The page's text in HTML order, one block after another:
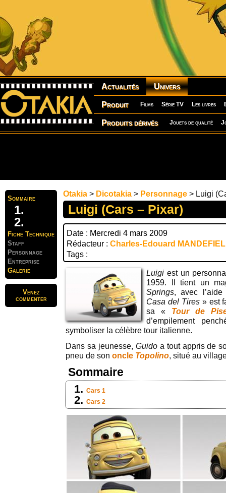
Actualités Univers
Produit Films Série TV Les livres
Produits dérivés Jouets de qualité
Sommaire
Fiche Technique
Staff
Personnage
Entreprise
Galerie
Venez
commenter
Otakia > Dicotakia > Personnage > Luigi
Luigi (Cars – Pixar)
Date : Mercredi 4 mars 2009
Rédacteur : Charles-Edouard
Tags :
Luigi est un
1959. Il tient un
Springs, avec
Casa del Tires» est
sa « Tour de
d’empilement
symboliser la célèbre tour italienne.
Dans sa jeunesse, Guido a tout appris de
pneu de son oncle Topolino, situé au
Sommaire
Cars 1
Cars 2